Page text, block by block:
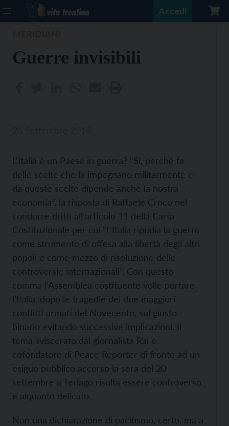
Accedi
Guerre invisibili
L’Italia è un Paese in guerra? “Sì, perché fa
delle scelte che la impegnano militarmente e
da queste scelte dipende anche la nostra
economia”, la risposta di Raffaele Croco nel
condurre dritti all’articolo 11 della Carta
Costituzionale per cui “L’Italia ripudia la guerra
come strumento di offesa alla libertà degli altri
popoli e come mezzo di risoluzione delle
controversie internazionali”. Con questo
comma l’Assemblea costituente volle portare
l’Italia, dopo le tragedie dei due maggiori
conflitti armati del Novecento, sul giusto
binario evitando successive implicazioni. Il
tema sviscerato dal giornalista Rai e
cofondatore di Peace Reporter di fronte ad un
esiguo pubblico accorso la sera del 20
settembre a Terlago risulta essere controverso
e alquanto delicato.
Non una dichiarazione di pacifismo, certo, ma a